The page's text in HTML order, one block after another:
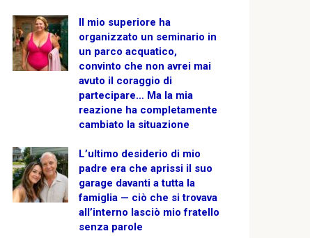
Il mio superiore ha
organizzato un seminario in
un parco acquatico,
convinto che non avrei mai
avuto il coraggio di
partecipare… Ma la mia
reazione ha completamente
cambiato la situazione
L’ultimo desiderio di mio
padre era che aprissi il suo
garage davanti a tutta la
famiglia — ciò che si trovava
all’interno lasciò mio fratello
senza parole